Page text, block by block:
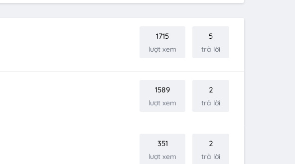
1715
lượt xem
5
trả lời
1589
lượt xem
2
trả lời
351
lượt xem
2
trả lời